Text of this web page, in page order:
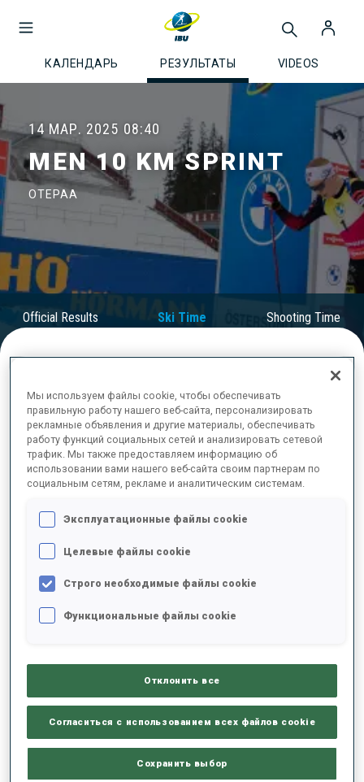
КАЛЕНДАРЬ РЕЗУЛЬТАТЫ VIDEOS
14 МАР. 2025 08:40
MEN 10 KM SPRINT
OTEPAA
Official Results Ski Time Shooting Time
ОКОНЧАТЕЛЬНЫЕ РЕЗУЛЬТАТЫ – SKI TIME
1 7 J. BOTN
NOR
2 2 S. ASPENES
NOR
KAISER
GER
5 40 O. SUHRKE
NOR
Мы используем файлы cookie, чтобы обеспечивать
правильную работу нашего веб-сайта, персонализировать
рекламные объявления и другие материалы, обеспечивать
работу функций социальных сетей и анализировать сетевой
трафик. Мы также предоставляем информацию об
использовании вами нашего веб-сайта своим партнерам по
социальным сетям, рекламе и аналитическим системам.
Эксплуатационные файлы cookie
Целевые файлы cookie
Строго необходимые файлы cookie
Функциональные файлы cookie
Отклонить все
Согласиться с использованием всех файлов cookie
Сохранить выбор